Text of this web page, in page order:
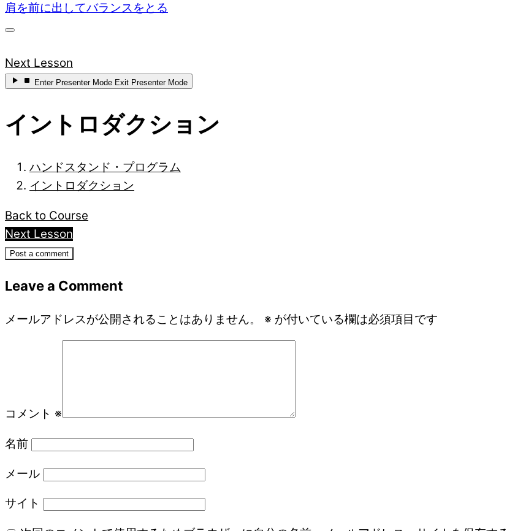
肩を前に出してバランスをとる
Next Lesson
Enter Presenter Mode Exit Presenter Mode
イントロダクション
ハンドスタンド・プログラム
イントロダクション
Back to Course
Next Lesson
Post a comment
Leave a Comment
メールアドレスが公開されることはありません。 ※ が付いている欄は必須項目です
コメント ※
名前
メール
サイト